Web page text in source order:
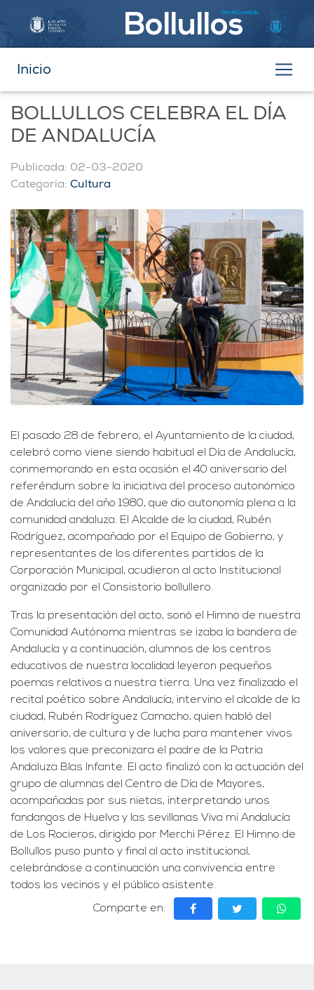
Par del Condado
Bollullos
Inicio
BOLLULLOS CELEBRA EL DÍA
DE ANDALUCÍA
Publicada: 02-03-2020
Categoria: Cultura
El pasado 28 de febrero, el Ayuntamiento de la ciudad,
celebró como viene siendo habitual el Día de Andalucía,
conmemorando en esta ocasión el 40 aniversario del
referéndum sobre la iniciativa del proceso autonómico
de Andalucía del año 1980, que dio autonomía plena a la
comunidad andaluza. El Alcalde de la ciudad, Rubén
Rodríguez, acompañado por el Equipo de Gobierno, y
representantes de los diferentes partidos de la
Corporación Municipa l, acudieron al acto Institucional
organizado por el Consistorio bollullero.
Tras la presentación del acto, sonó el Himno de nuestra
Comunidad Autónoma mientras se izaba la bandera de
Andalucía y a continuación, alumnos de los centros
educativos de nuestra localidad leyeron pequeños
poemas relativos a nuestra tierra. Una vez finalizado el
recital poético sobre Andalucía, intervino el alcalde de la
ciudad, Rubén Rodríguez Camacho, quien habló del
aniversario, de cultura y de lucha para mantener vivos
los valores que preconizara el padre de la Patria
Andaluza Blas Infante. El acto finalizó con la actuación del
grupo de alumnas del Centro de Día de Mayores,
acompañadas por sus nietas, interpretando unos
fandangos de Huelva y las sevillanas Viva mi Andalucía
de Los Rocieros, dirigido por Merchi Pérez. El Himno de
Bollullos puso punto y final al acto institucional,
celebrándose a continuación una convivencia entre
todos los vecinos y el público asistente.
Comparte en: